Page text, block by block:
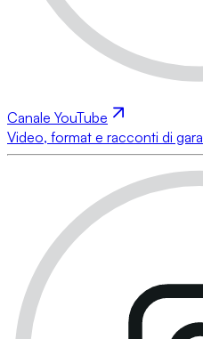
Canale YouTube
Video, format e racconti di gara